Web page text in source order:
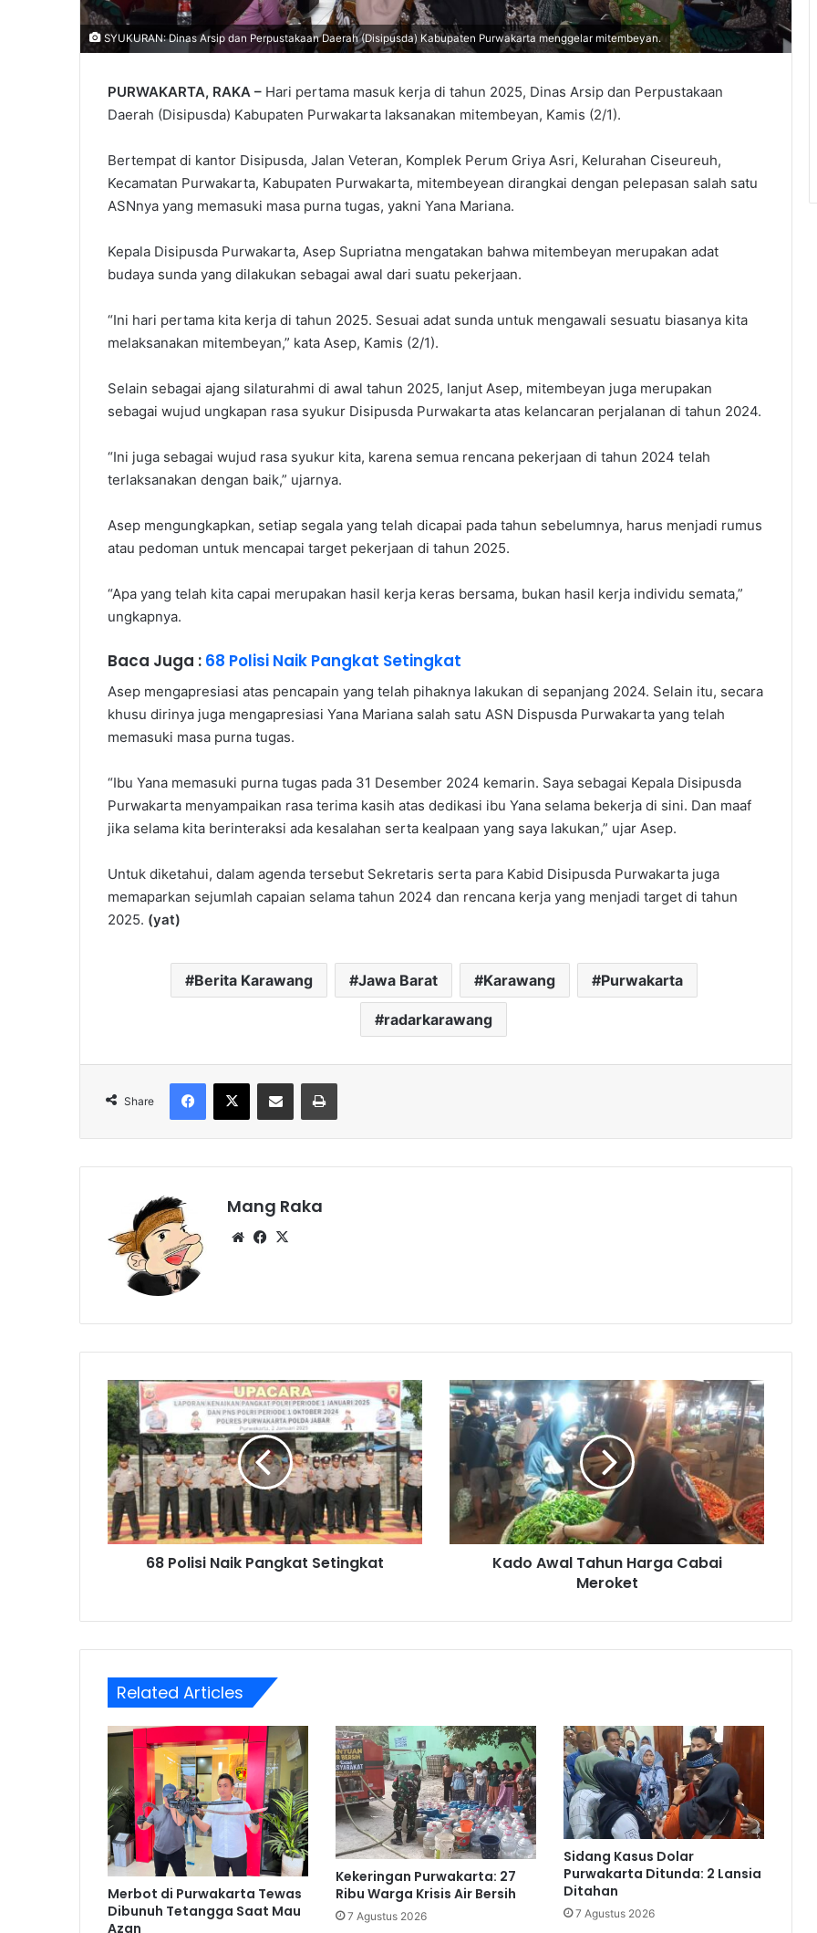
SYUKURAN: Dinas Arsip dan Perpustakaan Daerah (Disipusda) Kabupaten Purwakarta menggelar mitembeyan.
PURWAKARTA, RAKA – Hari pertama masuk kerja di tahun 2025, Dinas Arsip dan Perpustakaan
Daerah (Disipusda) Kabupaten Purwakarta laksanakan mitembeyan, Kamis (2/1).
Bertempat di kantor Disipusda, Jalan Veteran, Komplek Perum Griya Asri, Kelurahan Ciseureuh,
Kecamatan Purwakarta, Kabupaten Purwakarta, mitembeyean dirangkai dengan pelepasan salah satu
ASNnya yang memasuki masa purna tugas, yakni Yana Mariana.
Kepala Disipusda Purwakarta, Asep Supriatna mengatakan bahwa mitembeyan merupakan adat
budaya sunda yang dilakukan sebagai awal dari suatu pekerjaan.
“Ini hari pertama kita kerja di tahun 2025. Sesuai adat sunda untuk mengawali sesuatu biasanya kita
melaksanakan mitembeyan,” kata Asep, Kamis (2/1).
Selain sebagai ajang silaturahmi di awal tahun 2025, lanjut Asep, mitembeyan juga merupakan
sebagai wujud ungkapan rasa syukur Disipusda Purwakarta atas kelancaran perjalanan di tahun 2024.
“Ini juga sebagai wujud rasa syukur kita, karena semua rencana pekerjaan di tahun 2024 telah
terlaksanakan dengan baik,” ujarnya.
Asep mengungkapkan, setiap segala yang telah dicapai pada tahun sebelumnya, harus menjadi rumus
atau pedoman untuk mencapai target pekerjaan di tahun 2025.
“Apa yang telah kita capai merupakan hasil kerja keras bersama, bukan hasil kerja individu semata,”
ungkapnya.
Baca Juga : 68 Polisi Naik Pangkat Setingkat
Asep mengapresiasi atas pencapain yang telah pihaknya lakukan di sepanjang 2024. Selain itu, secara
khusu dirinya juga mengapresiasi Yana Mariana salah satu ASN Dispusda Purwakarta yang telah
memasuki masa purna tugas.
“Ibu Yana memasuki purna tugas pada 31 Desember 2024 kemarin. Saya sebagai Kepala Disipusda
Purwakarta menyampaikan rasa terima kasih atas dedikasi ibu Yana selama bekerja di sini. Dan maaf
jika selama kita berinteraksi ada kesalahan serta kealpaan yang saya lakukan,” ujar Asep.
Untuk diketahui, dalam agenda tersebut Sekretaris serta para Kabid Disipusda Purwakarta juga
memaparkan sejumlah capaian selama tahun 2024 dan rencana kerja yang menjadi target di tahun
2025. (yat)
Berita Karawang Jawa Barat Karawang Purwakarta
radarkarawang
Share
Facebook
X Share via Email Print
Mang Raka
WebsiteFacebook
68
Polisi
Naik
Pangkat
Setingkat
68 Polisi Naik Pangkat Setingkat
Kado
Awal
Tahun
Cabai
Meroket
Kado Awal Tahun Harga Cabai
Meroket
Related Articles
Merbot di Purwakarta Tewas
Dibunuh Tetangga Saat Mau
Azan
Kekeringan Purwakarta: 27
Ribu Warga Krisis Air Bersih
7 Agustus 2026
Sidang Kasus Dolar
Purwakarta Ditunda: 2 Lansia
Ditahan
7 Agustus 2026